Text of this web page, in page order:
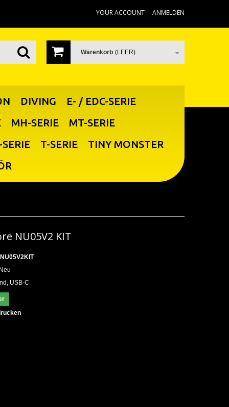
ANMELDEN
YOUR ACCOUNT
Warenkorb (LEER)
DIVING
E- / EDC-SERIE
MH-SERIE
MT-SERIE
T-SERIE
TINY MONSTER
NU05V2 KIT
USB-C